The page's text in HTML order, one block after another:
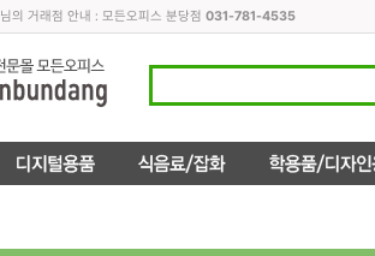
님의 거래점 안내 : 모든오피스 분당점 031-781-4535